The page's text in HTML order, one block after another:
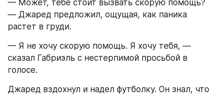
— Может, тебе стоит вызвать скорую помощь?
— Джаред предложил, ощущая, как паника
растет в груди.
— Я не хочу скорую помощь. Я хочу тебя, —
сказал Габриэль с нестерпимой просьбой в
голосе.
Джаред вздохнул и надел футболку. Он знал, что